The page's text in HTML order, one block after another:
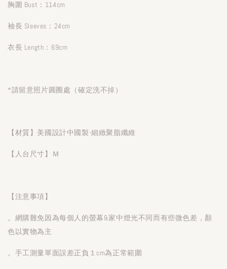
胸圍 Bust：114cm
袖長 Sleeves：24cm
衣長 Length：69cm
*請留意照片圓圈處（確定洗不掉）
【材質】美國設計中國製-細緻聚脂纖維
【人台尺寸】Ｍ
【注意事項】
。網購難免因為每個人的螢幕&家中燈光不同而有些微色差，顏
色以實物為主
。手工測量單面誤差正負１cm為正常範圍